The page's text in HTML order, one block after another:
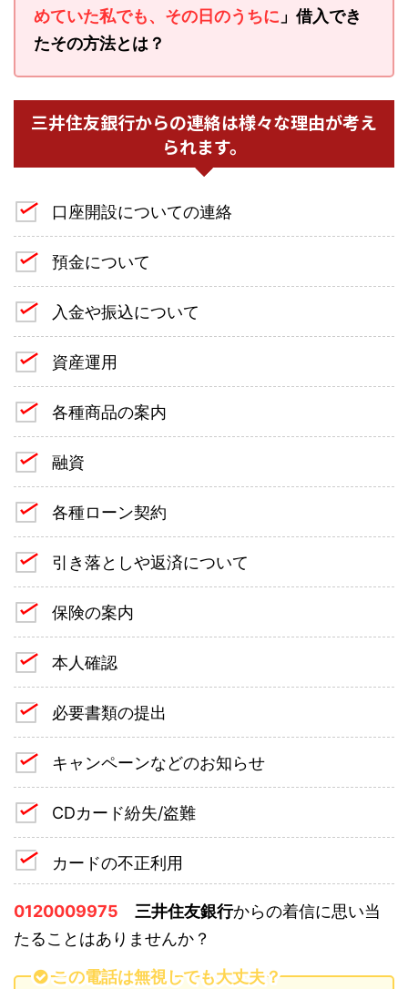
めていた私でも、その日のうちに 」借入でき
たその方法とは？
三井住友銀行からの連絡は様々な理由が考え
られます。
口座開設についての連絡
預金について
入金や振込について
資産運用
各種商品の案内
融資
各種ローン契約
引き落としや返済について
保険の案内
本人確認
必要書類の提出
キャンペーンなどのお知らせ
CDカード紛失/盗難
カードの不正利用
0120009975 三井住友銀行からの着信に思い当
たることはありませんか？
この電話は無視しても大丈夫？